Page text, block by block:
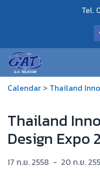
Tel.
Calendar > Thailand
Thailand
Design Expo
17 ก.ย. 2558 - 20 ก.ย.